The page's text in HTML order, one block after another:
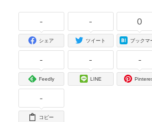
-
シェア
-
ツイート
0
ブックマ
-
Feedly
-
LINE
-
-
コピー